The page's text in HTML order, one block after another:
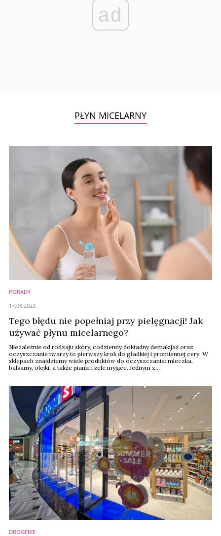
ad
PŁYN MICELARNY
PORADY
Tego błędu nie popełniaj przy pielęgnacji! Jak
używać płynu micelarnego?
Niezależnie od rodzaju skóry, codzienny dokładny demakijaż oraz
oczyszczanie twarzy to pierwszy krok do gładkiej i promiennej cery. W
sklepach znajdziemy wiele produktów do oczyszczania: mleczka,
balsamy, olejki, a także pianki i żele myjące. Jednym z
nasz artykuł.
17.08.2023
DROGERIE